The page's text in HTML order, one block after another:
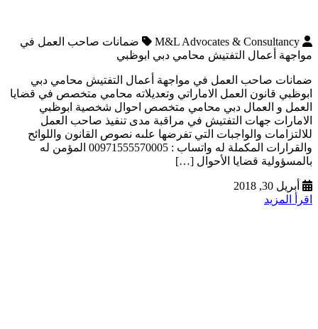
M&L Advocates & Consultancy
ضمانات صاحب العمل في
مواجهة أعمال التفتيش محامي دبي ابوظبي
ضمانات صاحب العمل في مواجهة أعمال التفتيش محامي دبي
ابوظبي قانون العمل الاماراتي وتعديلاته محامي متخصص في قضايا
العمل و العمال دبي محامي متخصص احوال شخصية ابوظبي
الامارات جهات التفتيش في مراقبة مدى تنفيذ صاحب العمل
للالتزامات والواجبات التي تفرضها علىه نصوص القانون واللوائح
والقرارات المكملة له واتساب : 00971555570005 المؤمن له
بالمسؤولية قضايا الأحوال […]
أبريل 30, 2018
اقرأ المزيد